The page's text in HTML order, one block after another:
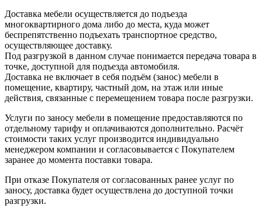
Доставка мебели осуществляется до подъезда
многоквартирного дома либо до места, куда может
беспрепятственно подъехать транспортное средство,
осуществляющее доставку.
Под разгрузкой в данном случае понимается передача товара в
точке, доступной для подъезда автомобиля.
Доставка не включает в себя подъём (занос) мебели в
помещение, квартиру, частный дом, на этаж или иные
действия, связанные с перемещением товара после разгрузки.
Услуги по заносу мебели в помещение предоставляются по
отдельному тарифу и оплачиваются дополнительно. Расчёт
стоимости таких услуг производится индивидуально
менеджером компании и согласовывается с Покупателем
заранее до момента поставки товара.
При отказе Покупателя от согласованных ранее услуг по
заносу, доставка будет осуществлена до доступной точки
разгрузки.